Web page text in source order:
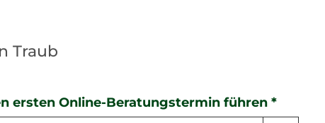
Traub
ersten Online-Beratungstermin führen *